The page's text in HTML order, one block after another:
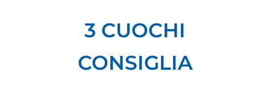
3 CUOCHI
CONSIGLIA